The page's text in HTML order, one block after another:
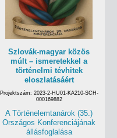
Szlovák-magyar közös
múlt – ismeretekkel a
történelmi tévhitek
eloszlatásáért
Projektszám: 2023-2-HU01-KA210-SCH-
000169882
A Történelemtanárok (35.)
Országos Konferenciájának
állásfoglalása